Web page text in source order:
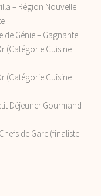
– Région Nouvelle
de Génie – Gagnante
(Catégorie Cuisine
(Catégorie Cuisine
Déjeuner Gourmand –
de Gare (finaliste